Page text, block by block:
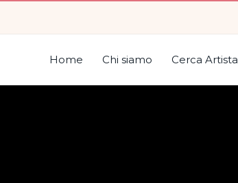
Home Chi siamo Cerca Artista